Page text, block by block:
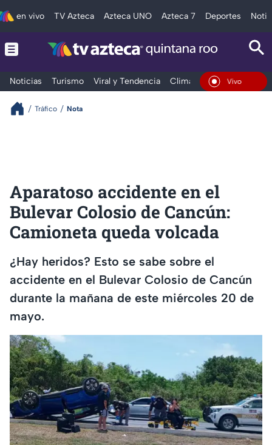
en vivo TV Azteca Azteca UNO Azteca 7 Deportes
Noticias Turismo Viral y Tendencia Clima Tráfico
En Vivo
Tráfico Nota
Aparatoso accidente en el
Bulevar Colosio de Cancún:
Camioneta queda volcada
¿Hay heridos? Esto se sabe sobre el
accidente en el Bulevar Colosio de Cancún
durante la mañana de este miércoles 20 de
mayo.